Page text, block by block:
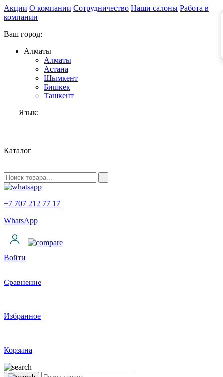
Акции О компании Сотрудничество Наши салоны Работа в
компании
Ваш город:
Алматы
Алматы
Астана
Шымкент
Бишкек
Ташкент
Язык:
Каталог
+7 707 212 77 17
WhatsApp
Войти
Сравнение
Избранное
Корзина